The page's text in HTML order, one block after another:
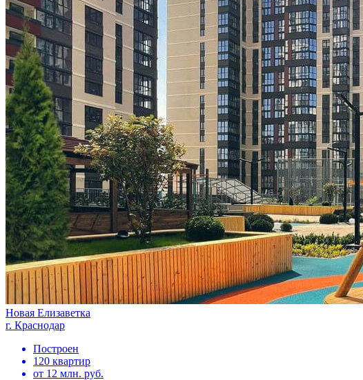
Новая Елизаветка
г. Краснодар
Построен
120 квартир
от 12 млн. руб.